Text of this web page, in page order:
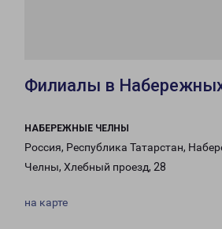
Филиалы в
НАБЕРЕЖНЫЕ ЧЕЛНЫ
Россия, Республика Татарстан,
Челны, Хлебный проезд, 28
на карте